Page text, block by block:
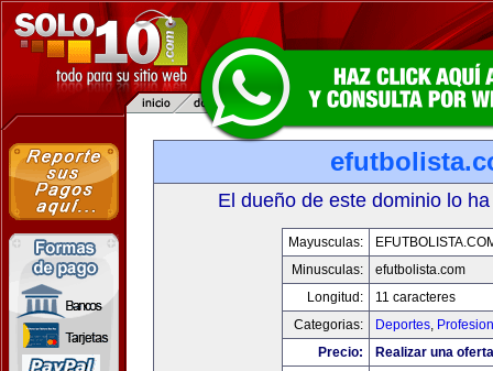
El dueño de este dominio lo
Mayusculas:
Minusculas:
efutbolista.com
Longitud:
11 caracteres
Categorias:
Deportes,
Precio:
Realizar una